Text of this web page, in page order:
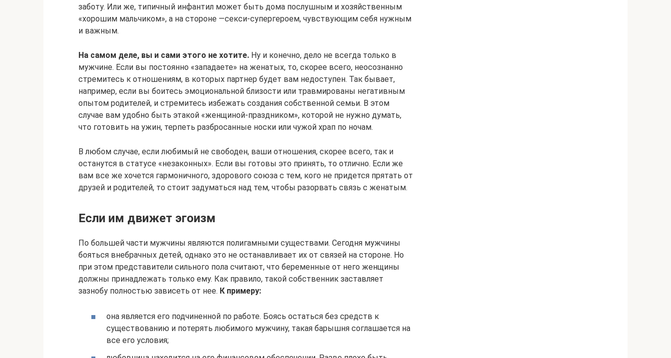
заботу. Или же, типичный инфантил может быть дома послушным и хозяйственным
«хорошим мальчиком», а на стороне —секси-супергероем, чувствующим себя нужным
и важным.
На самом деле, вы и сами этого не хотите. Ну и конечно, дело не всегда только в
мужчине. Если вы постоянно «западаете» на женатых, то, скорее всего, неосознанно
стремитесь к отношениям, в которых партнер будет вам недоступен. Так бывает,
например, если вы боитесь эмоциональной близости или травмированы негативным
опытом родителей, и стремитесь избежать создания собственной семьи. В этом
случае вам удобно быть этакой «женщиной-праздником», которой не нужно думать,
что готовить на ужин, терпеть разбросанные носки или чужой храп по ночам.
В любом случае, если любимый не свободен, ваши отношения, скорее всего, так и
останутся в статусе «незаконных». Если вы готовы это принять, то отлично. Если же
вам все же хочется гармоничного, здорового союза с тем, кого не придется прятать от
друзей и родителей, то стоит задуматься над тем, чтобы разорвать связь с женатым.
Если им движет эгоизм
По большей части мужчины являются полигамными существами. Сегодня мужчины
бояться внебрачных детей, однако это не останавливает их от связей на стороне. Но
при этом представители сильного пола считают, что беременные от него женщины
должны принадлежать только ему. Как правило, такой собственник заставляет
зазнобу полностью зависеть от нее. К примеру:
она является его подчиненной по работе. Боясь остаться без средств к
существованию и потерять любимого мужчину, такая барышня соглашается на
все его условия;